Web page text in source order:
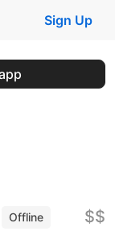
Sign Up
Offline
$$